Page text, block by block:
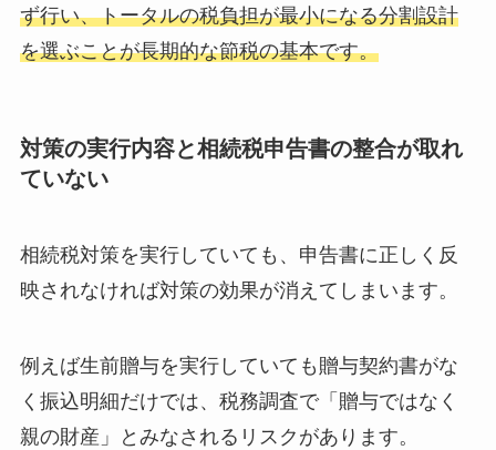
ず行い、トータルの税負担が最小になる分割設計
を選ぶことが長期的な節税の基本です。
対策の実行内容と相続税申告書の整合が取れ
ていない
相続税対策を実行していても、申告書に正しく反
映されなければ対策の効果が消えてしまいます。
例えば生前贈与を実行していても贈与契約書がな
く振込明細だけでは、税務調査で「贈与ではなく
親の財産」とみなされるリスクがあります。